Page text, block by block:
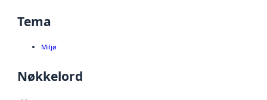
Tema
Miljø
Nøkkelord